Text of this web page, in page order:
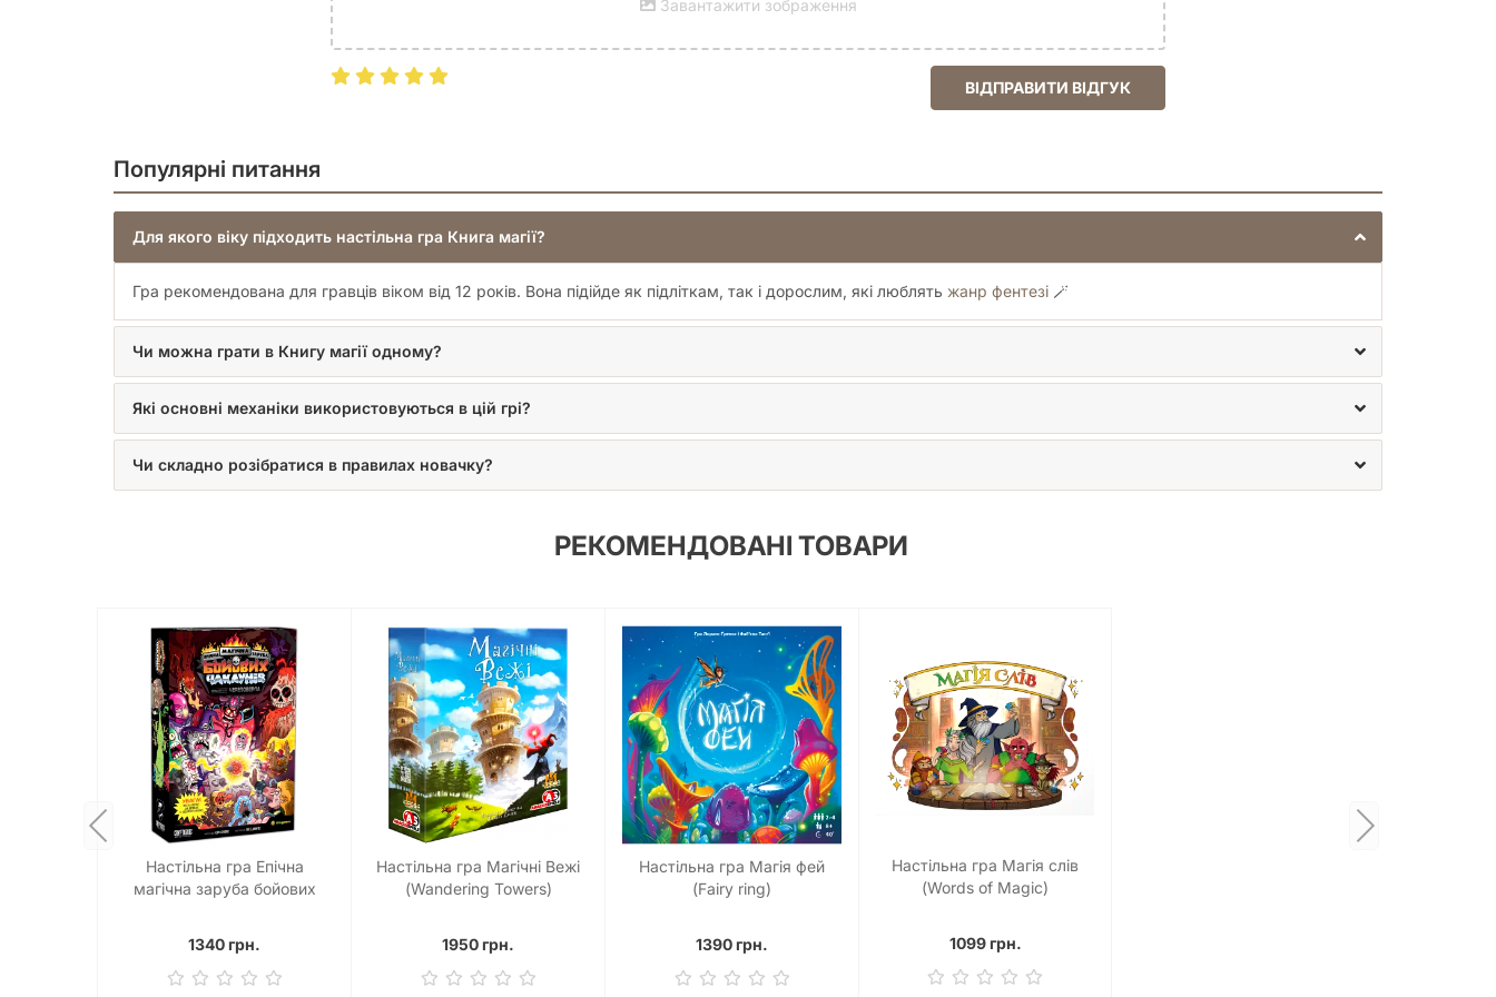
Завантажити зображення
ВІДПРАВИТИ ВІДГУК
Популярні питання
Для якого віку підходить настільна гра Книга магії?
Гра рекомендована для гравців віком від 12 років. Вона підійде як підліткам, так і дорослим, які люблять жанр фентезі 🪄
Чи можна грати в Книгу магії одному?
Які основні механіки використовуються в цій грі?
Чи складно розібратися в правилах новачку?
РЕКОМЕНДОВАНІ ТОВАРИ
Настільна гра Епічна
магічна заруба бойових
1340 грн.
Настільна гра Магічні Вежі
(Wandering Towers)
1950 грн.
Настільна гра Магія фей
(Fairy ring)
1390 грн.
Настільна гра Магія слів
(Words of Magic)
1099 грн.